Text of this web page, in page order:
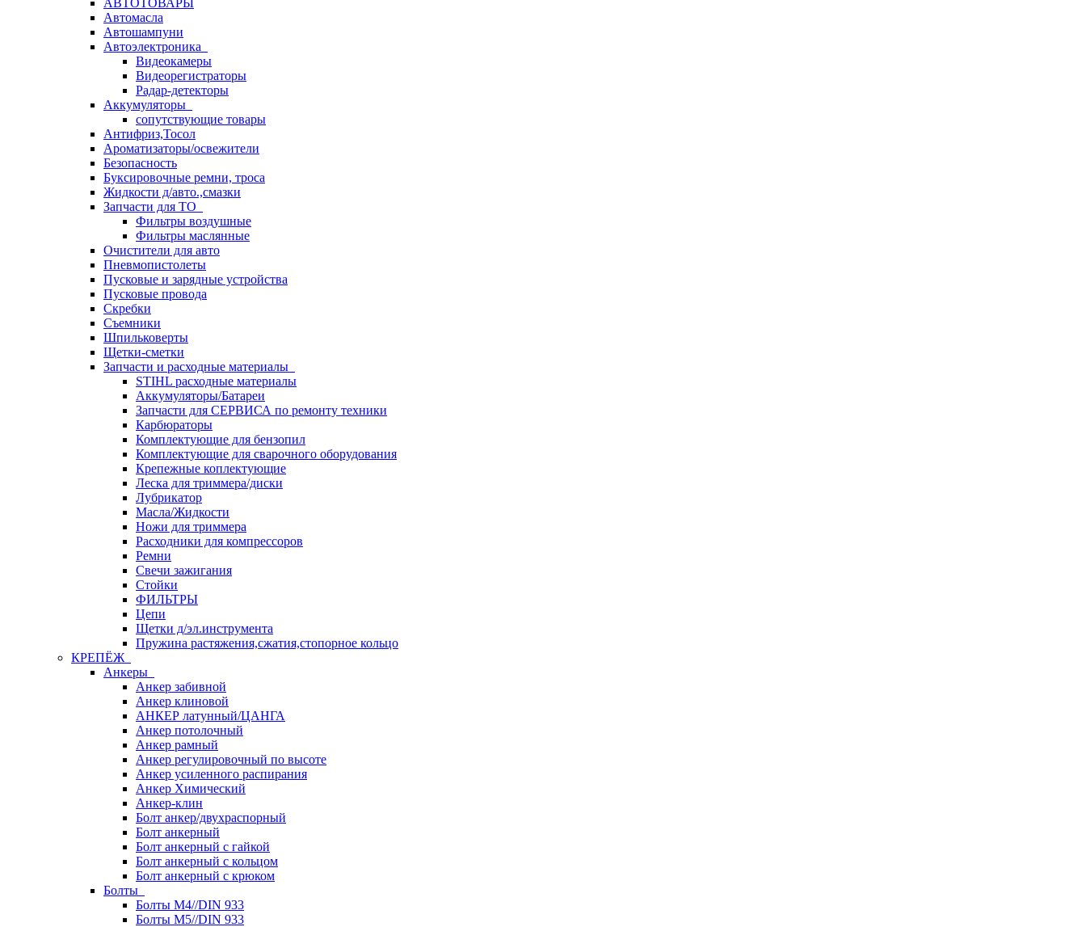
АВТОТОВАРЫ
Автомасла
Автошампуни
Автоэлектроника
Видеокамеры
Видеорегистраторы
Радар-детекторы
Аккумуляторы
сопутствующие товары
Антифриз,Тосол
Ароматизаторы/освежители
Безопасность
Буксировочные ремни, троса
Жидкости д/авто.,смазки
Запчасти для ТО
Фильтры воздушные
Фильтры маслянные
Очистители для авто
Пневмопистолеты
Пусковые и зарядные устройства
Пусковые провода
Скребки
Съемники
Шпильковерты
Щетки-сметки
Запчасти и расходные материалы
STIHL расходные материалы
Аккумуляторы/Батареи
Запчасти для СЕРВИСА по ремонту техники
Карбюраторы
Комплектующие для бензопил
Комплектующие для сварочного оборудования
Крепежные коплектующие
Леска для триммера/диски
Лубрикатор
Масла/Жидкости
Ножи для триммера
Расходники для компрессоров
Ремни
Свечи зажигания
Стойки
ФИЛЬТРЫ
Цепи
Щетки д/эл.инструмента
Пружина растяжения,сжатия,стопорное кольцо
КРЕПЁЖ
Анкеры
Анкер забивной
Анкер клиновой
АНКЕР латунный/ЦАНГА
Анкер потолочный
Анкер рамный
Анкер регулировочный по высоте
Анкер усиленного распирания
Анкер Химический
Анкер-клин
Болт анкер/двухраспорный
Болт анкерный
Болт анкерный с гайкой
Болт анкерный с кольцом
Болт анкерный с крюком
Болты
Болты М4//DIN 933
Болты М5//DIN 933